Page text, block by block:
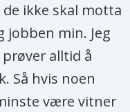
ikke skal motta
jobben min. Jeg
prøver alltid å
Så hvis noen
være vitner